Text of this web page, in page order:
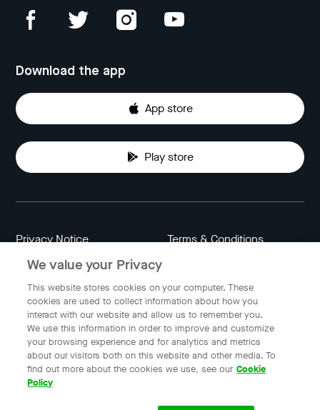
Download the app
App store
Play store
Privacy Notice Terms & Conditions
Data Attribution
Indonesia
© 2023 Gojek | Gojek is a trademark of PT GoTo Gojek
Tokopedia Tbk. Registered in the Directorate General of
We value your Privacy
This website stores cookies on your computer. These
cookies are used to collect information about how you
interact with our website and allow us to remember you.
We use this information in order to improve and customize
your browsing experience and for analytics and metrics
about our visitors both on this website and other media. To
find out more about the cookies we use, see our Cookie
Policy